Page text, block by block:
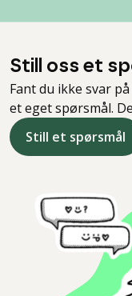
Still oss et
Fant du ikke svar
et eget spørsmål.
Still et spørsmål